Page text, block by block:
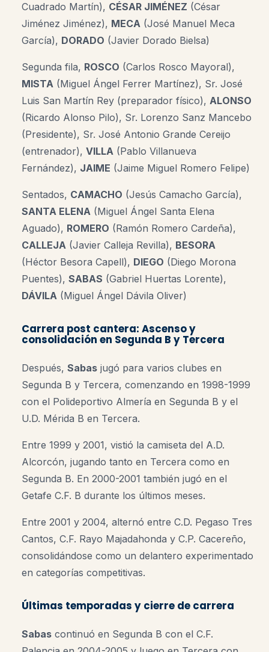
Cuadrado Martín), CÉSAR JIMÉNEZ (César
Jiménez Jiménez), MECA (José Manuel Meca
García), DORADO (Javier Dorado Bielsa)
Segunda fila, ROSCO (Carlos Rosco Mayoral),
MISTA (Miguel Ángel Ferrer Martínez), Sr. José
Luis San Martín Rey (preparador físico), ALONSO
(Ricardo Alonso Pilo), Sr. Lorenzo Sanz Mancebo
(Presidente), Sr. José Antonio Grande Cereijo
(entrenador), VILLA (Pablo Villanueva
Fernández), JAIME (Jaime Miguel Romero Felipe)
Sentados, CAMACHO (Jesús Camacho García),
SANTA ELENA (Miguel Ángel Santa Elena
Aguado), ROMERO (Ramón Romero Cardeña),
CALLEJA (Javier Calleja Revilla), BESORA
(Héctor Besora Capell), DIEGO (Diego Morona
Puentes), SABAS (Gabriel Huertas Lorente),
DÁVILA (Miguel Ángel Dávila Oliver)
Carrera post cantera: Ascenso y
consolidación en Segunda B y Tercera
Después, Sabas jugó para varios clubes en
Segunda B y Tercera, comenzando en 1998-1999
con el Polideportivo Almería en Segunda B y el
U.D. Mérida B en Tercera.
Entre 1999 y 2001, vistió la camiseta del A.D.
Alcorcón, jugando tanto en Tercera como en
Segunda B. En 2000-2001 también jugó en el
Getafe C.F. B durante los últimos meses.
Entre 2001 y 2004, alternó entre C.D. Pegaso Tres
Cantos, C.F. Rayo Majadahonda y C.P. Cacereño,
consolidándose como un delantero experimentado
en categorías competitivas.
Últimas temporadas y cierre de carrera
Sabas continuó en Segunda B con el C.F.